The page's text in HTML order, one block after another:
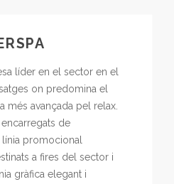
líder en el sector en el
on predomina el
més avançada pel relax.
de
promocional
a fires del sector i
gràfica elegant i